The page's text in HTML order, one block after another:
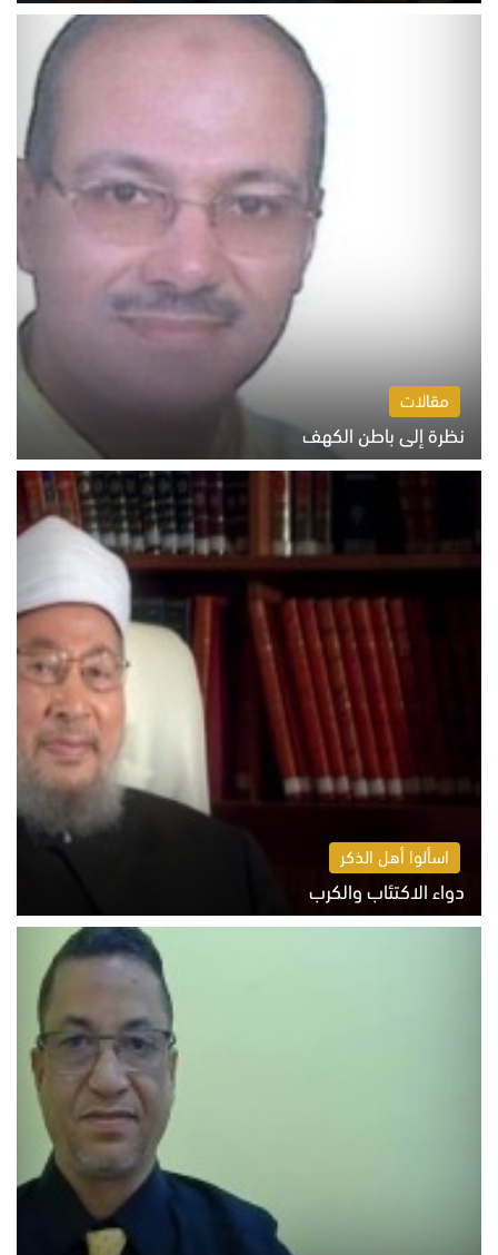
السبت 8 أغسطس 2026 10:46 ص
مقالات
نظرة إلى باطن الكهف
السبت 8 أغسطس 2026 11:04 ص
اسألوا أهل الذكر
دواء الاكتئاب والكرب
السبت 8 أغسطس 2026 10:54 ص